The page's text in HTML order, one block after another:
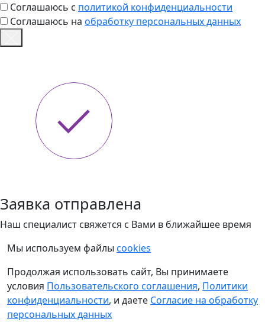
Соглашаюсь с политикой конфиденциальности
Соглашаюсь на обработку персональных данных
Заявка отправлена
Наш специалист свяжется с Вами в ближайшее время
Мы используем файлы cookies
Продолжая использовать сайт, Вы принимаете
условия Пользовательского соглашения, Политики
конфиденциальности, и даете Согласие на обработку
персональных данных